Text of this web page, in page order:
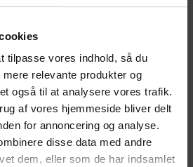
tilpasse vores indhold, så du
relevante produkter og
også til at analysere vores trafik.
af vores hjemmeside bliver delt
for annoncering og analyse.
disse data med andre
dem, eller som de har indsamlet
36V systemer for optimal
op til 250W
teknologi for længere levetid
der sikrer mod daglig slid og
langt de fleste elcykelmodeller